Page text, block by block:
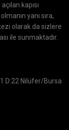
kapısı
yanı sıra,
olarak da sizlere
ile sunmaktadır.
D:22 Nilüfer/Bursa